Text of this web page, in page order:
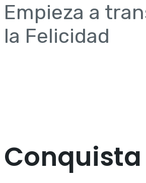
Empieza a
la Felicidad